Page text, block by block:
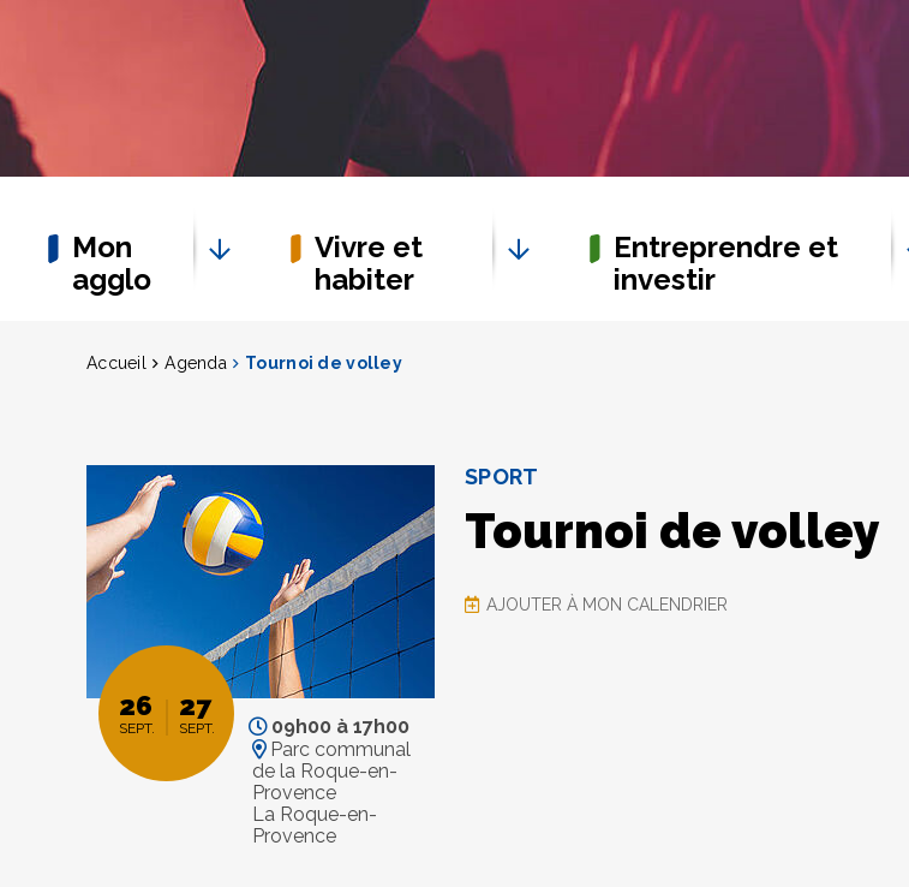
Mon
agglo
Vivre et
habiter
Entreprendre et
investir
Accueil Agenda Tournoi de volley
26
SEPT.
27
SEPT. 09h00 à 17h00
Parc communal
de la Roque-en-
Provence
La Roque-en-
Provence
SPORT
Tournoi de volley
AJOUTER À MON CALENDRIER